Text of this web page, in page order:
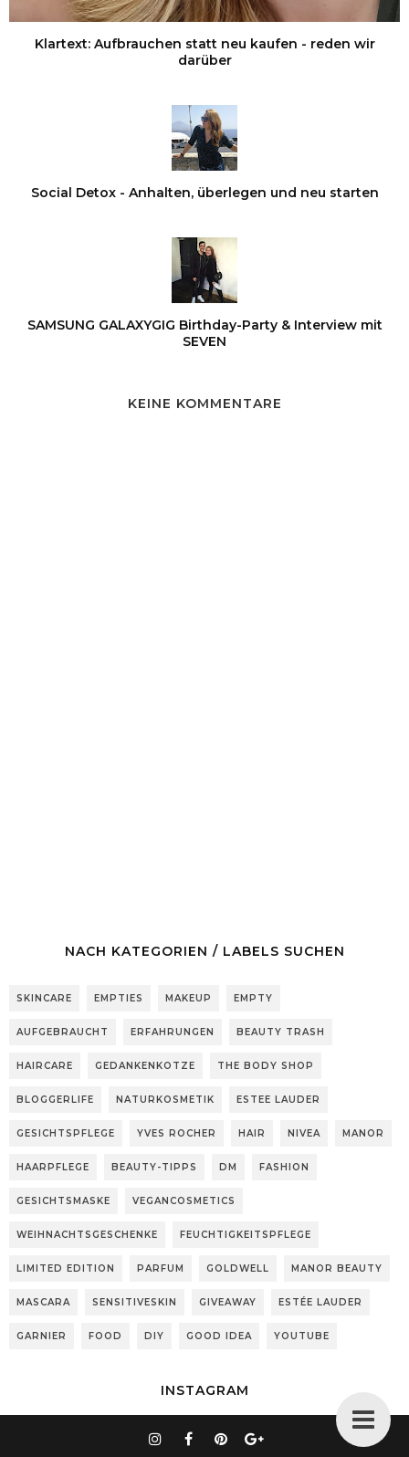
Klartext: Aufbrauchen statt neu kaufen - reden wir
darüber
Social Detox - Anhalten, überlegen und neu starten
SAMSUNG GALAXYGIG Birthday-Party & Interview mit
SEVEN
KEINE KOMMENTARE
NACH KATEGORIEN / LABELS SUCHEN
SKINCARE EMPTIES MAKEUP EMPTY
AUFGEBRAUCHT ERFAHRUNGEN BEAUTY TRASH
HAIRCARE GEDANKENKOTZE THE BODY SHOP
BLOGGERLIFE NATURKOSMETIK ESTEE LAUDER
GESICHTSPFLEGE YVES ROCHER HAIR NIVEA MANOR
HAARPFLEGE BEAUTY-TIPPS DM FASHION
GESICHTSMASKE VEGANCOSMETICS
WEIHNACHTSGESCHENKE FEUCHTIGKEITSPFLEGE
LIMITED EDITION PARFUM GOLDWELL MANOR BEAUTY
MASCARA SENSITIVESKIN GIVEAWAY ESTÉE LAUDER
GARNIER FOOD DIY GOOD IDEA YOUTUBE
INSTAGRAM